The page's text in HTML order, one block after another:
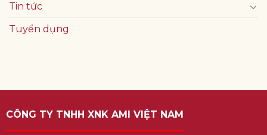
Tin tức
Tuyển dụng
CÔNG TY TNHH XNK AMI VIỆT NAM